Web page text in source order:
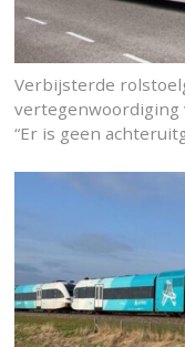
Verbijsterde
vertegenwoordiging
“Er is geen